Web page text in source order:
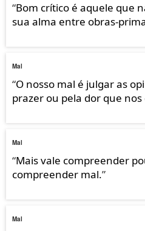
“Bom crítico é aquele que
sua alma entre obras-
Mal
“O nosso mal é julgar as
prazer ou pela dor que nos
Mal
“Mais vale compreender
compreender mal.”
Mal